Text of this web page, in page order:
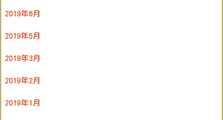
2019年6月
2019年5月
2019年3月
2019年2月
2019年1月